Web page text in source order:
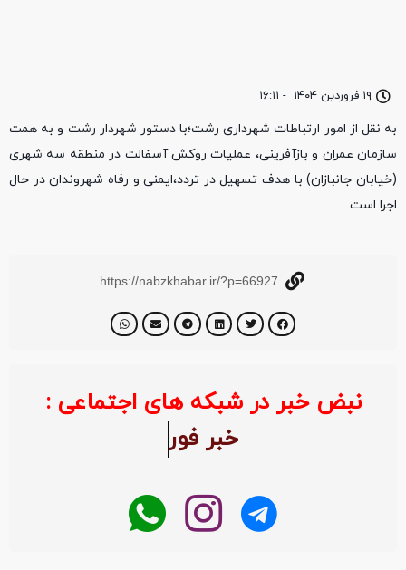
۱۹ فروردین ۱۴۰۴ - ۱۶:۱۱
به نقل از امور ارتباطات شهرداری رشت؛با دستور شهردار رشت و به همت
سازمان عمران و بازآفرینی، عملیات روکش آسفالت در منطقه سه شهری
(خیابان جانبازان) با هدف تسهیل در تردد،ایمنی و رفاه شهروندان در حال
اجرا است.
https://nabzkhabar.ir/?p=66927
نبض خبر در شبکه های اجتماعی :